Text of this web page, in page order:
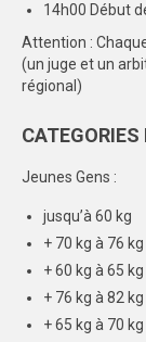
SPORTS
OUEST
14h00 Début
Attention :
(un juge et un
régional)
CATEGORIES
Jeunes Gens :
jusqu’à 60 kg
+ 70 kg à 76 kg
+ 60 kg à 65 kg
+ 76 kg à 82 kg
+ 65 kg à 70 kg